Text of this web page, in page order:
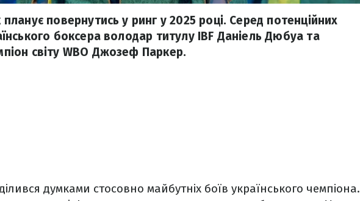
повернутись у ринг у 2025 році. Серед потенційних
боксера володар титулу IBF Даніель Дюбуа та
світу WBO Джозеф Паркер.
думками стосовно майбутніх боїв українського чемпіона.